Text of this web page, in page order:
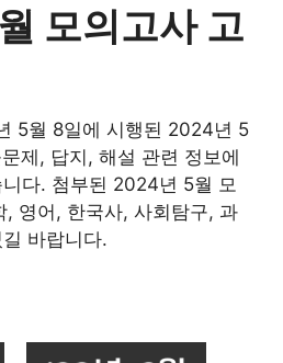
모의고사 고
5월 8일에 시행된 2024년 5
제, 답지, 해설 관련 정보에
다. 첨부된 2024년 5월 모
영어, 한국사, 사회탐구, 과
바랍니다.